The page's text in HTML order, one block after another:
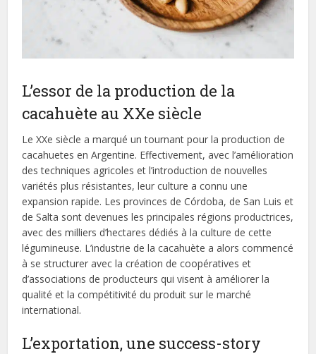
L’essor de la production de la
cacahuète au XXe siècle
Le XXe siècle a marqué un tournant pour la production de
cacahuetes en Argentine. Effectivement, avec l’amélioration
des techniques agricoles et l’introduction de nouvelles
variétés plus résistantes, leur culture a connu une
expansion rapide. Les provinces de Córdoba, de San Luis et
de Salta sont devenues les principales régions productrices,
avec des milliers d’hectares dédiés à la culture de cette
légumineuse. L’industrie de la cacahuète a alors commencé
à se structurer avec la création de coopératives et
d’associations de producteurs qui visent à améliorer la
qualité et la compétitivité du produit sur le marché
international.
L’exportation, une success-story